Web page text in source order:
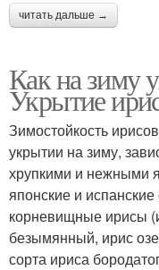
читать дальше →
Как на зиму
Укрытие
Зимостойкость
укрытии на зиму,
хрупкими и нежными
японские и
корневищные ирисы
безымянный, ирис
сорта ириса